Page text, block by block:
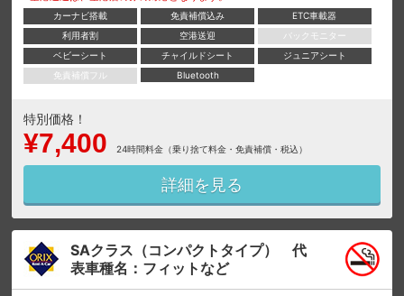
カーナビ搭載 免責補償込み
ETC車載器
利用者割
空港送迎
バックモニター
ベビーシート
チャイルドシート
ジュニアシート
免責補償フル
Bluetooth
特別価格！
¥7,400 24時間料金（乗り捨て料金・免責補償・税込）
詳細を見る
SAクラス（コンパクトタイプ） 代
表車種名：フィットなど